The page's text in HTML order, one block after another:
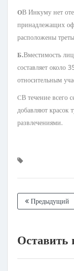
ОВ Инкуму нет
принадлежащих
расположены
Б.Вместимость
составляет около
относительным
СВ течение всего
добавляют красок
развлечениями.
Предыдущий
Оставить